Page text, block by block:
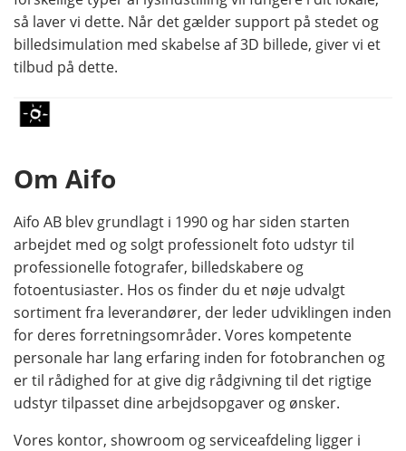
så laver vi dette. Når det gælder support på stedet og
billedsimulation med skabelse af 3D billede, giver vi et
tilbud på dette.
Om Aifo
Aifo AB blev grundlagt i 1990 og har siden starten
arbejdet med og solgt professionelt foto udstyr til
professionelle fotografer, billedskabere og
fotoentusiaster. Hos os finder du et nøje udvalgt
sortiment fra leverandører, der leder udviklingen inden
for deres forretningsområder. Vores kompetente
personale har lang erfaring inden for fotobranchen og
er til rådighed for at give dig rådgivning til det rigtige
udstyr tilpasset dine arbejdsopgaver og ønsker.
Vores kontor, showroom og serviceafdeling ligger i